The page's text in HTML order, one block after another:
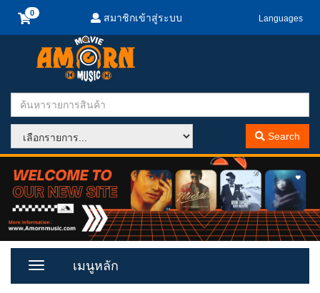
สมาชิกเข้าสู่ระบบ Languages
Search
Toggle
เมนูหลัก